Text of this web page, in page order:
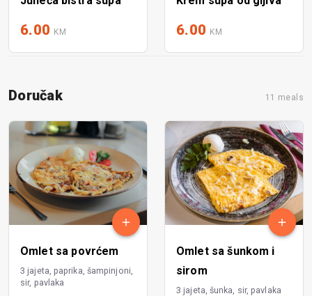
6.00 KM 6.00 KM
Doručak 11 meals
Omlet sa povrćem
3 jajeta, paprika, šampinjoni,
sir, pavlaka
Omlet sa šunkom i
sirom
3 jajeta, šunka, sir, pavlaka